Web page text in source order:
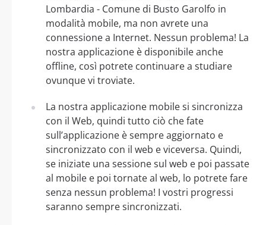
Lombardia - Comune di Busto Garolfo in
modalità mobile, ma non avrete una
connessione a Internet. Nessun problema! La
nostra applicazione è disponibile anche
offline, così potrete continuare a studiare
ovunque vi troviate.
La nostra applicazione mobile si sincronizza
con il Web, quindi tutto ciò che fate
sull’applicazione è sempre aggiornato e
sincronizzato con il web e viceversa. Quindi,
se iniziate una sessione sul web e poi passate
al mobile e poi tornate al web, lo potrete fare
senza nessun problema! I vostri progressi
saranno sempre sincronizzati.